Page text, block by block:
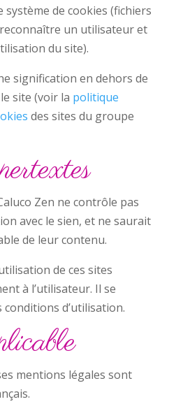
de cookies (fichiers
un utilisateur et
du site).
signification en dehors de
site (voir la politique
des sites du groupe
Zen ne contrôle pas
avec le sien, et ne saurait
de leur contenu.
de ces sites
à l’utilisateur. Il se
d’utilisation.
mentions légales sont